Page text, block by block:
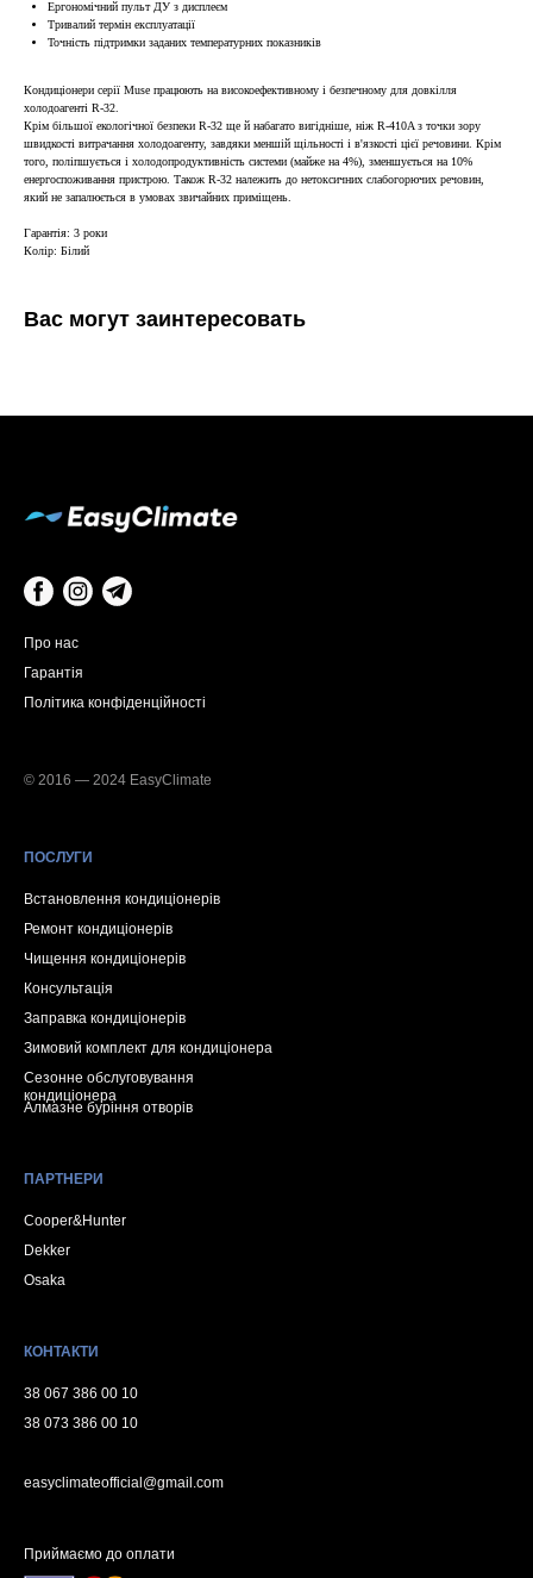
Ергономічний пульт ДУ з дисплеєм
Тривалий термін експлуатації
Точність підтримки заданих температурних показників
Кондиціонери серії Muse працюють на високоефективному і безпечному для довкілля
холодоагенті R-32.
Крім більшої екологічної безпеки R-32 ще й набагато вигідніше, ніж R-410A з точки зору
швидкості витрачання холодоагенту, завдяки меншій щільності і в'язкості цієї речовини. Крім
того, поліпшується і холодопродуктивність системи (майже на 4%), зменшується на 10%
енергоспоживання пристрою. Також R-32 належить до нетоксичних слабогорючих речовин,
який не запалюється в умовах звичайних приміщень.
Гарантія: 3 роки
Колір: Білий
Вас могут заинтересовать
Про нас
Гарантія
Політика конфіденційності
© 2016 — 2024 EasyClimate
ПОСЛУГИ
Встановлення кондиціонерів
Ремонт кондиціонерів
Чищення кондиціонерів
Консультація
Заправка кондиціонерів
Зимовий комплект для кондиціонера
Сезонне обслуговування
кондиціонера
ПАРТНЕРИ
Cooper&Hunter
Dekker
Osaka
КОНТАКТИ
38 067 386 00 10
38 073 386 00 10
easyclimateofficial@gmail.com
Приймаємо до оплати
Алмазне буріння отворів